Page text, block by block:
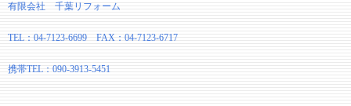
有限会社 千葉リフォーム
TEL：04-7123-6699 FAX：04-7123-6717
携帯TEL：090-3913-5451